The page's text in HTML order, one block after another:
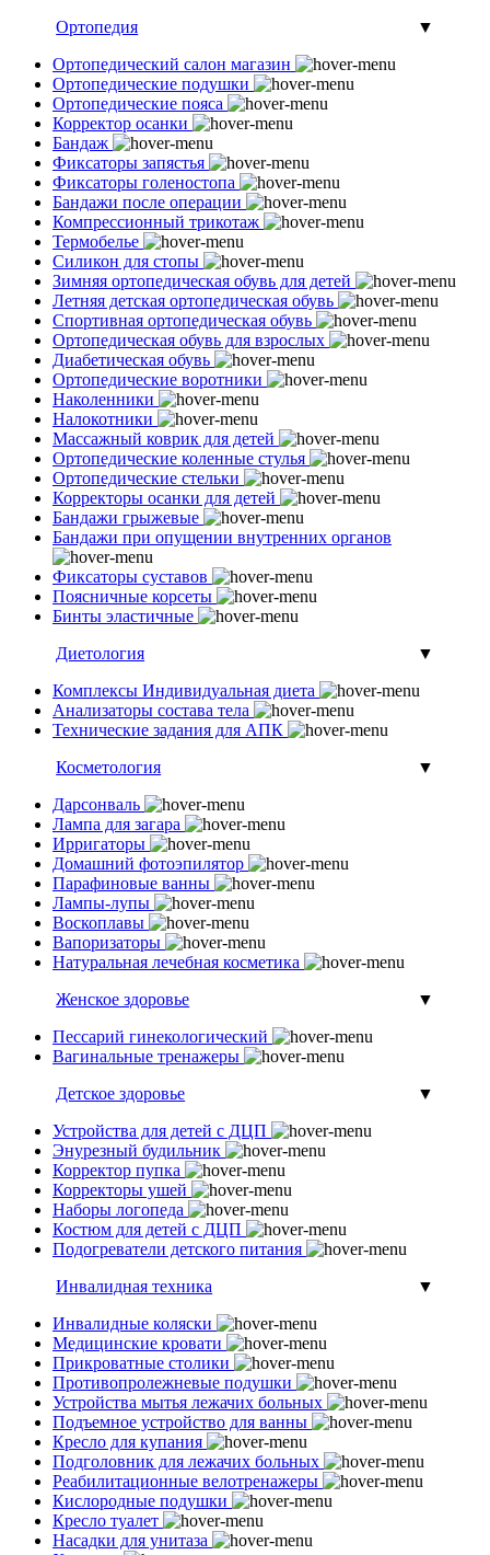
Ортопедия
▼
Ортопедический салон магазин
Ортопедические подушки
Ортопедические пояса
Корректор осанки
Бандаж
Фиксаторы запястья
Фиксаторы голеностопа
Бандажи после операции
Компрессионный трикотаж
Термобелье
Силикон для стопы
Зимняя ортопедическая обувь для детей
Летняя детская ортопедическая обувь
Спортивная ортопедическая обувь
Ортопедическая обувь для взрослых
Диабетическая обувь
Ортопедические воротники
Наколенники
Налокотники
Массажный коврик для детей
Ортопедические коленные стулья
Ортопедические стельки
Корректоры осанки для детей
Бандажи грыжевые
Бандажи при опущении внутренних органов
Фиксаторы суставов
Поясничные корсеты
Бинты эластичные
Диетология
▼
Комплексы Индивидуальная диета
Анализаторы состава тела
Технические задания для АПК
Косметология
▼
Дарсонваль
Лампа для загара
Ирригаторы
Домашний фотоэпилятор
Парафиновые ванны
Лампы-лупы
Воскоплавы
Вапоризаторы
Натуральная лечебная косметика
Женское здоровье
▼
Пессарий гинекологический
Вагинальные тренажеры
Детское здоровье
▼
Устройства для детей с ДЦП
Энурезный будильник
Корректор пупка
Корректоры ушей
Наборы логопеда
Костюм для детей с ДЦП
Подогреватели детского питания
Инвалидная техника
▼
Инвалидные коляски
Медицинские кровати
Прикроватные столики
Противопролежневые подушки
Устройства мытья лежачих больных
Подъемное устройство для ванны
Кресло для купания
Подголовник для лежачих больных
Реабилитационные велотренажеры
Кислородные подушки
Кресло туалет
Насадки для унитаза